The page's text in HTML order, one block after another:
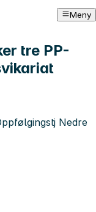
Meny
tre PP-
Nedre